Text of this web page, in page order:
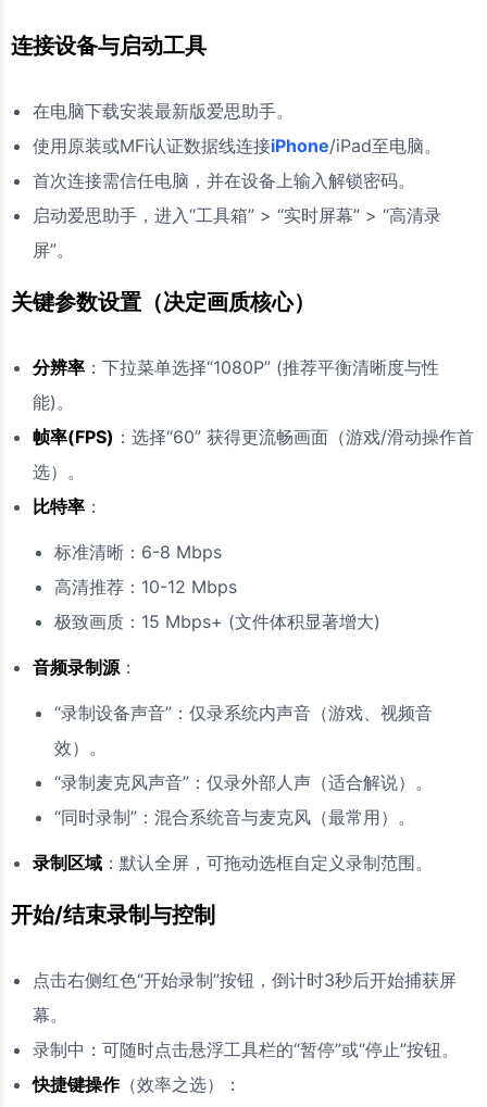
连接设备与启动工具
在电脑下载安装最新版爱思助手。
使用原装或MFi认证数据线连接iPhone/iPad至电脑。
首次连接需信任电脑，并在设备上输入解锁密码。
启动爱思助手，进入“工具箱” > “实时屏幕” > “高清录
屏”。
关键参数设置（决定画质核心）
分辨率 ：下拉菜单选择“1080P” (推荐平衡清晰度与性
能)。
帧率(FPS) ：选择“60” 获得更流畅画面（游戏/滑动操作首
选）。
比特率 ：
标准清晰：6-8 Mbps
高清推荐：10-12 Mbps
极致画质：15 Mbps+ (文件体积显著增大)
音频录制源 ：
“录制设备声音”：仅录系统内声音（游戏、视频音
效）。
“录制麦克风声音”：仅录外部人声（适合解说）。
“同时录制”：混合系统音与麦克风（最常用）。
录制区域 ：默认全屏，可拖动选框自定义录制范围。
开始/结束录制与控制
点击右侧红色“开始录制”按钮，倒计时3秒后开始捕获屏
幕。
录制中：可随时点击悬浮工具栏的“暂停”或“停止”按钮。
快捷键操作（效率之选）：